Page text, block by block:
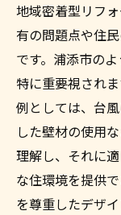
リフォ
地域密
浦添市
機能性と快
ォーム事例
最新の
性の両
浦添市
地域密着型リフ
有の問題点や住
です。浦添市の
特に重要視され
例としては、台
した壁材の使用
理解し、それに
な住環境を提供
を尊重したデザ